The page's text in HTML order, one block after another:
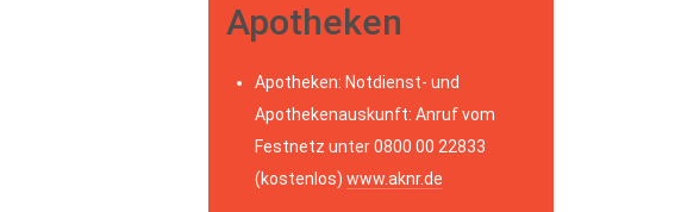
Apotheken
Apotheken: Notdienst- und
Apothekenauskunft: Anruf vom
Festnetz unter 0800 00 22833
(kostenlos) www.aknr.de